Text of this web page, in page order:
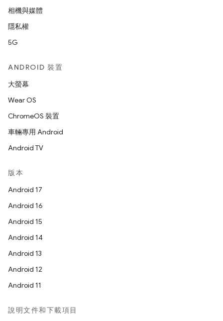
相機與媒體
隱私權
5G
ANDROID 裝置
大螢幕
Wear OS
ChromeOS 裝置
車輛專用 Android
Android TV
版本
Android 17
Android 16
Android 15
Android 14
Android 13
Android 12
Android 11
說明文件和下載項目